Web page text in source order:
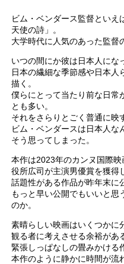
ビム・ベンダース監督といえ
天使の詩」。
大学時代に人気のあった監督
いつの間にか彼は日本人にな
日本の繊細な季節感や日本人
描く。
僕らにとって当たり前な日常
とも多い。
それをさらりとごく普通に映
ビム・ベンダースは日本人な
そう思ってしまった。
本作は2023年のカンヌ国際映
役所広司が主演男優賞を獲得
話題性がある作品が昨年末に
もっと早い公開でもいいと思
のか。
素晴らしい映画はいくつかに
観る者に考えさせる余裕があ
緊張しっぱなしの畳みかける
本作のように静かに時間が流